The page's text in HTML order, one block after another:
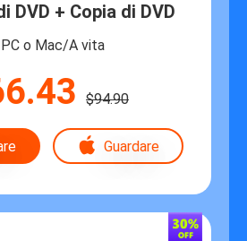
DVD + Copia di DVD
o Mac/A vita
$94.90
Guardare